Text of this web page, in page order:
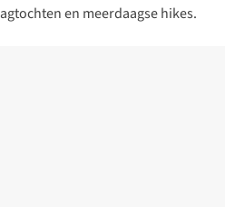
en meerdaagse hikes.